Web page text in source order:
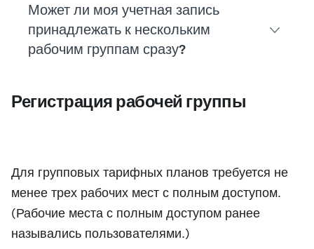
Я основной администратор
Перейдите в разделМоя группа
и проверьте
Чтобы узнать, сколько стоит добавление
Перейдите на страницуТарифные планы и
Может ли моя учетная запись
принадлежать к нескольким
рабочим группам сразу?
Если вам нужно работать с другой рабочей
Регистрация рабочей группы
Для групповых тарифных планов требуется не
менее трех рабочих мест с полным доступом.
(Рабочие места с полным доступом ранее
назывались пользователями.)